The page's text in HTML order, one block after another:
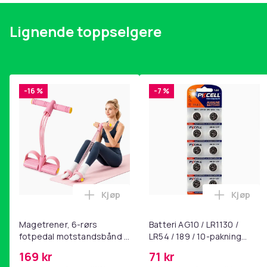
Artikkel nr.
Lignende toppselgere
-16 %
Magetrener, 6-rørs
fotpedal motstandsbånd -
yoga og
169 kr
Legg Magetrener, 6-rørs fotpedal
Kjøp
-7 %
Batteri AG10 / LR1130 /
LR54 / 189 / 10-pakning
71 kr
Legg
Kjøp